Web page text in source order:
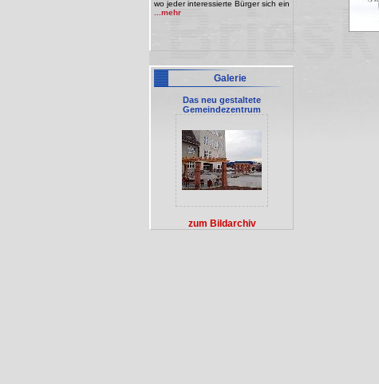
wo jeder interessierte Bürger sich ein
...mehr
Galerie
Das neu gestaltete
Gemeindezentrum
zum Bildarchiv